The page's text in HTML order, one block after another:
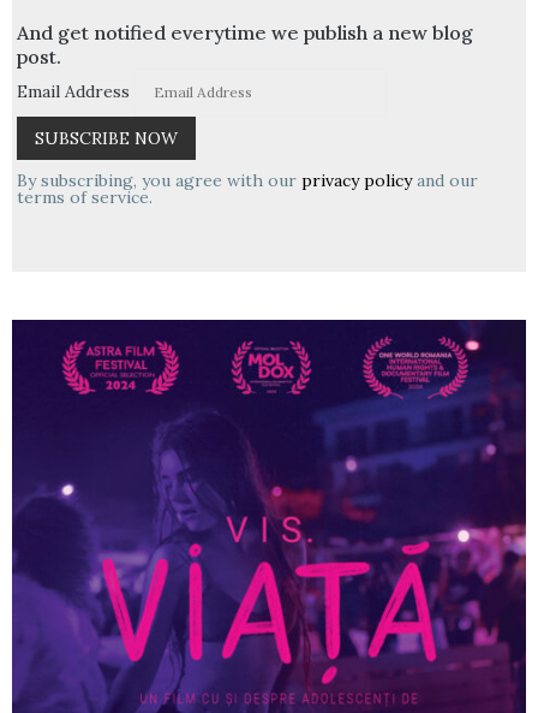
And get notified everytime we publish a new blog
post.
Email Address
By subscribing, you agree with our privacy policyand our
terms of service.